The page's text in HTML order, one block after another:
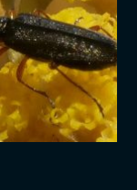
Aracnídeos
Crustáceos
Diplópodes
Anfíbios
digital